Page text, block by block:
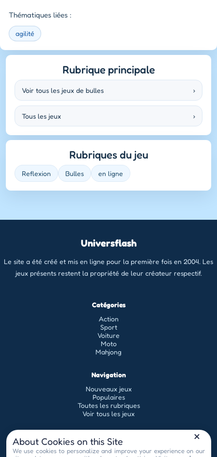
Thématiques liées :
agilité
Rubrique principale
Voir tous les jeux de bulles ›
Tous les jeux ›
Rubriques du jeu
Reflexion Bulles en ligne
Universflash
Le site a été créé et mis en ligne pour la première fois en 2004. Les
jeux présents restent la propriété de leur créateur respectif.
Catégories
Action
Sport
Voiture
Moto
Mahjong
Navigation
Nouveaux jeux
Populaires
Toutes les rubriques
Voir tous les jeux
Légal
Conditions générales d'utilisation
About Cookies on this Site
We use cookies to personalize and improve your experience on our